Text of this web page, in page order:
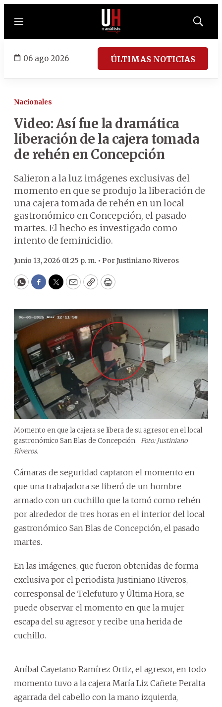
Menú
Mostrar
06 ago 2026 ÚLTIMAS NOTICIAS
Nacionales
Video: Así fue la dramática
liberación de la cajera tomada
de rehén en Concepción
Salieron a la luz imágenes exclusivas del
momento en que se produjo la liberación de
una cajera tomada de rehén en un local
gastronómico en Concepción, el pasado
martes. El hecho es investigado como
intento de feminicidio.
Junio 13, 2026 01:25 p. m. • PorJustiniano Riveros
WhatsApp
Facebook
Twitter
EmailCopyPrint
Momento en que la cajera se libera de su agresor en el local
gastronómico San Blas de Concepción. Foto: Justiniano
Riveros.
Cámaras de seguridad captaron el momento en
que una trabajadora se liberó de un hombre
armado con un cuchillo que la tomó como rehén
por alrededor de tres horas en el interior del local
gastronómico San Blas de Concepción, el pasado
martes.
En las imágenes, que fueron obtenidas de forma
exclusiva por el periodista Justiniano Riveros,
corresponsal de Telefuturo y Última Hora, se
puede observar el momento en que la mujer
escapa del su agresor y recibe una herida de
cuchillo.
Aníbal Cayetano Ramírez Ortiz, el agresor, en todo
momento tuvo a la cajera María Liz Cañete Peralta
agarrada del cabello con la mano izquierda,